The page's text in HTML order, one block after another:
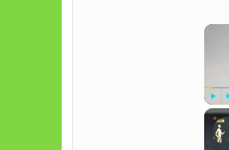
Play